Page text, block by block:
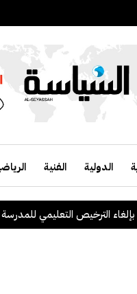
الدولية الفنية
التعليمي للمدرسة الإيرانية